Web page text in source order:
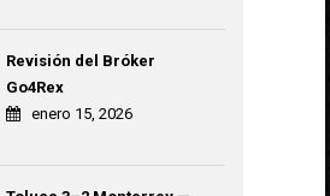
Revisión del Bróker
Go4Rex
enero 15, 2026